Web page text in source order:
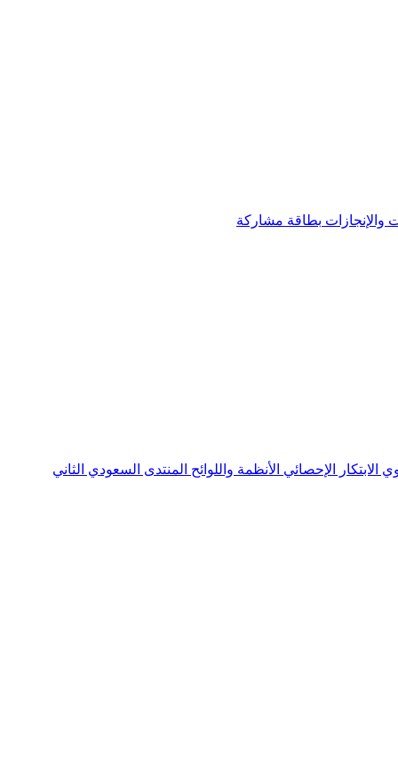
والإنجازات بطاقة مشاركة
الابتكار الإحصائي الأنظمة واللوائح المنتدى السعودي الثاني